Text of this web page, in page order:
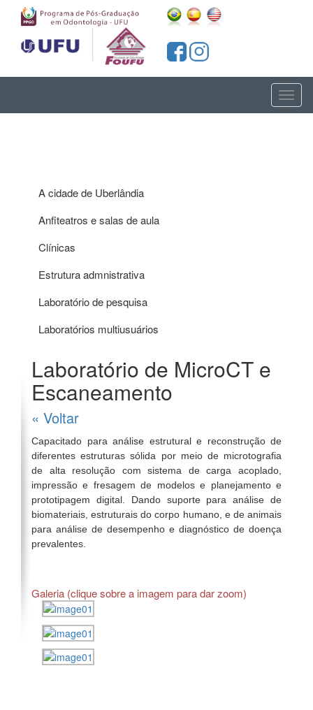
A cidade de Uberlândia
Anfiteatros e salas de aula
Clínicas
Estrutura admnistrativa
Laboratório de pesquisa
Laboratórios multiusuários
Laboratório de MicroCT e
Escaneamento
« Voltar
Capacitado para análise estrutural e reconstrução de
diferentes estruturas sólida por meio de microtografia
de alta resolução com sistema de carga acoplado,
impressão e fresagem de modelos e planejamento e
prototipagem digital. Dando suporte para análise de
biomateriais, estruturais do corpo humano, e de animais
para análise de desempenho e diagnóstico de doença
prevalentes.
Galeria (clique sobre a imagem para dar zoom)